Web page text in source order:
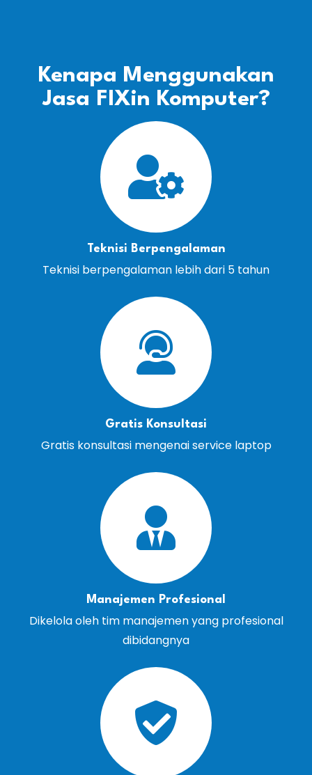
Kenapa Menggunakan
Jasa FIXin Komputer?
Teknisi Berpengalaman
Teknisi berpengalaman lebih dari 5 tahun
Gratis Konsultasi
Gratis konsultasi mengenai service laptop
Manajemen Profesional
Dikelola oleh tim manajemen yang profesional
dibidangnya